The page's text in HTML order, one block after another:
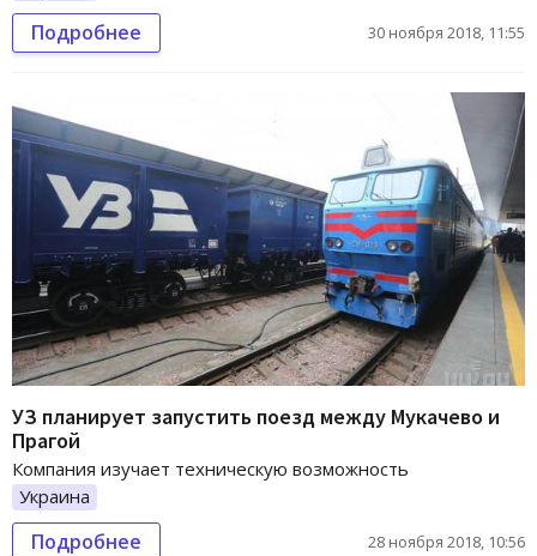
Подробнее 30 ноября 2018, 11:55
УЗ планирует запустить поезд между Мукачево и
Прагой
Компания изучает техническую возможность
Украина
Подробнее 28 ноября 2018, 10:56